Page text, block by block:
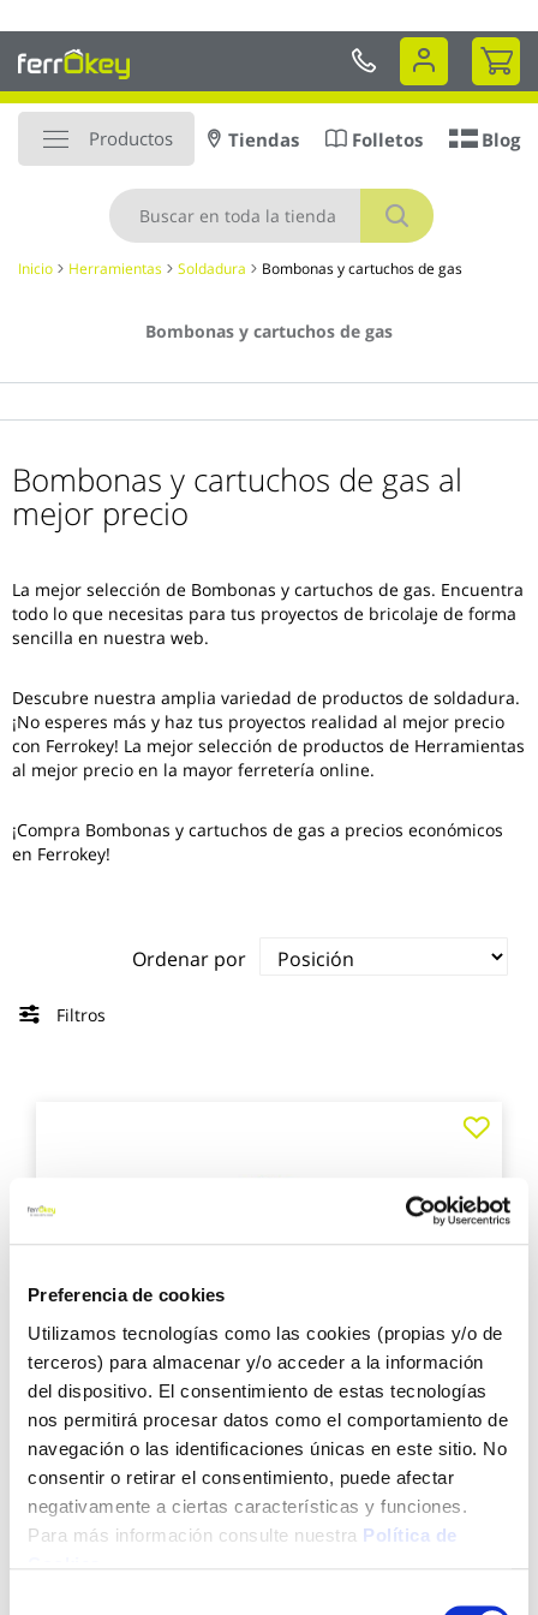
Preferencia de cookies
Utilizamos tecnologías como las cookies (propias y/o de
terceros) para almacenar y/o acceder a la información
del dispositivo. El consentimiento de estas tecnologías
nos permitirá procesar datos como el comportamiento de
navegación o las identificaciones únicas en este sitio. No
consentir o retirar el consentimiento, puede afectar
negativamente a ciertas características y funciones.
Para más información consulte nuestra Política de
al
contenido
Mi
Productos
Buscar
Tiendas Folletos Blog
Inicio Herramientas Soldadura Bombonas y cartuchos de gas
Bombonas y cartuchos de gas
Bombonas y cartuchos de gas al
mejor precio
La mejor selección de Bombonas y cartuchos de gas. Encuentra
todo lo que necesitas para tus proyectos de bricolaje de forma
sencilla en nuestra web.
Descubre nuestra amplia variedad de productos de soldadura.
¡No esperes más y haz tus proyectos realidad al mejor precio
con Ferrokey! La mejor selección de productos de Herramientas
al mejor precio en la mayor ferretería online.
¡Compra Bombonas y cartuchos de gas a precios económicos
en Ferrokey!
Ordenar por
Filtros
TOP VENTAS
Cartucho gas con valvula 450 gr cv 470 plus
campingaz
7,08 €